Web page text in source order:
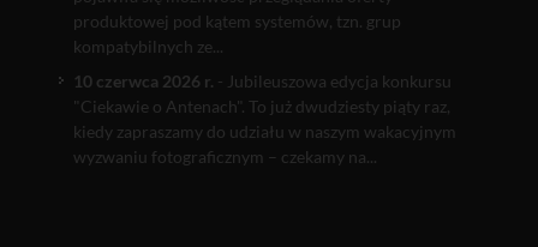
produktowej pod kątem systemów, tzn. grup
kompatybilnych ze...
10 czerwca 2026 r. - Jubileuszowa edycja konkursu
"Ciekawie o Antenach". To już dwudziesty piąty raz,
kiedy zapraszamy do udziału w naszym wakacyjnym
wyzwaniu fotograficznym – czekamy na...